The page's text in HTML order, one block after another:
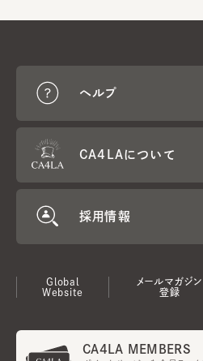
ヘルプ
CA4LAについて
採用情報
Global
Website
メールマガジン
登録
CA4LA MEMBERS